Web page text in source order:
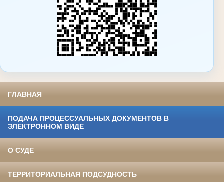
ГЛАВНАЯ
ПОДАЧА ПРОЦЕССУАЛЬНЫХ ДОКУМЕНТОВ В
ЭЛЕКТРОННОМ ВИДЕ
О СУДЕ
ТЕРРИТОРИАЛЬНАЯ ПОДСУДНОСТЬ